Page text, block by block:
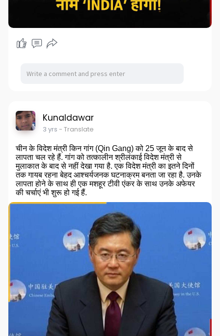
Kunaldawar
3 yrs - Translate
चीन के विदेश मंत्री किन गांग (Qin Gang) को 25 जून के बाद से
लापता चल रहे हैं. गांग को तत्कालीन श्रीलंकाई विदेश मंत्री से
मुलाकात के बाद से नहीं देखा गया है. एक विदेश मंत्री का इतने दिनों
तक गायब रहना बेहद आश्चर्यजनक घटनाक्रम बनता जा रहा है. उनके
लापता होने के साथ ही एक मशहूर टीवी एंकर के साथ उनके अफेयर
की चर्चाएं भी शुरू हो गई हैं.